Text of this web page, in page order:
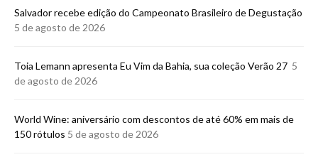
​Salvador recebe edição do Campeonato Brasileiro de Degustação
5 de agosto de 2026
Toia Lemann apresenta Eu Vim da Bahia, sua coleção Verão 27 5
de agosto de 2026
World Wine: aniversário com descontos de até 60% em mais de
150 rótulos 5 de agosto de 2026